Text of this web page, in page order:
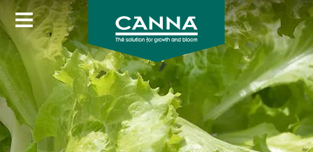
Skip
to
main
content